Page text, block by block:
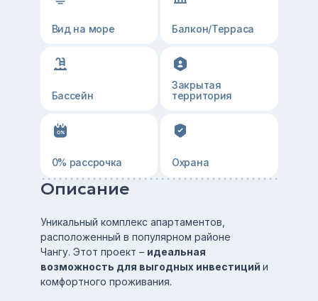
Вид на море Балкон/Терраса
Бассейн
Закрытая
территория
0% рассрочка Охрана
Описание
Уникальный комплекс апартаментов,
расположенный в популярном районе
Чангу. Этот проект – идеальная
возможность для выгодных инвестиций и
комфортного проживания.